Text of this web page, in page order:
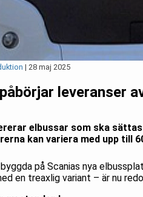
| 28 maj 2025
leveranser
elbussar som ska
kan variera med upp till
byggda på Scanias nya
en treaxlig variant – är nu